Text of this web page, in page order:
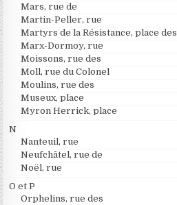
Mars, rue de
Martin-Peller, rue
Martyrs de la Résistance, place des
Marx-Dormoy, rue
Moissons, rue des
Moll, rue du Colonel
Moulins, rue des
Museux, place
Myron Herrick, place
N
Nanteuil, rue
Neufchâtel, rue de
Noël, rue
O et P
Orphelins, rue des